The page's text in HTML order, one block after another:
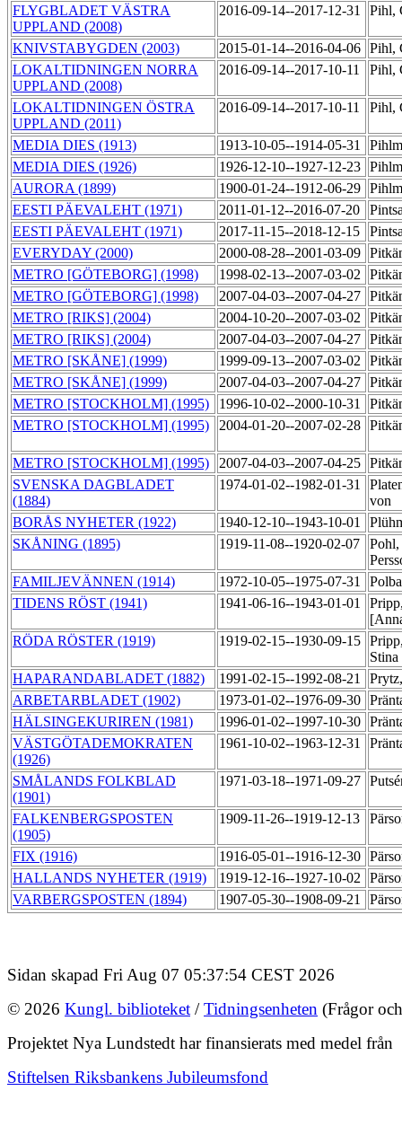
FLYGBLADET VÄSTRA
UPPLAND (2008)
2016-09-14--2017-12-31 Pihl,
KNIVSTABYGDEN (2003) 2015-01-14--2016-04-06 Pihl,
LOKALTIDNINGEN NORRA
UPPLAND (2008)
2016-09-14--2017-10-11 Pihl,
LOKALTIDNINGEN ÖSTRA
UPPLAND (2011)
2016-09-14--2017-10-11 Pihl,
MEDIA DIES (1913) 1913-10-05--1914-05-31
MEDIA DIES (1926)
1926-12-10--1927-12-23
AURORA (1899)
1900-01-24--1912-06-29
EESTI PÄEVALEHT (1971)
2011-01-12--2016-07-20
EESTI PÄEVALEHT (1971)
2017-11-15--2018-12-15
EVERYDAY (2000)
2000-08-28--2001-03-09
METRO [GÖTEBORG] (1998)
1998-02-13--2007-03-02
METRO [GÖTEBORG] (1998)
2007-04-03--2007-04-27
METRO [RIKS] (2004)
2004-10-20--2007-03-02
METRO [RIKS] (2004)
2007-04-03--2007-04-27
METRO [SKÅNE] (1999)
1999-09-13--2007-03-02
METRO [SKÅNE] (1999)
2007-04-03--2007-04-27
METRO [STOCKHOLM] (1995)
1996-10-02--2000-10-31
METRO [STOCKHOLM] (1995)
2004-01-20--2007-02-28
METRO [STOCKHOLM] (1995) 2007-04-03--2007-04-25
SVENSKA DAGBLADET
(1884)
1974-01-02--1982-01-31
von
BORÅS NYHETER (1922)
1940-12-10--1943-10-01
SKÅNING (1895)
1919-11-08--1920-02-07
Pohl,
FAMILJEVÄNNEN (1914)
1972-10-05--1975-07-31
TIDENS RÖST (1941)
1941-06-16--1943-01-01
RÖDA RÖSTER (1919)
1919-02-15--1930-09-15
Stina
HAPARANDABLADET (1882)
1991-02-15--1992-08-21
ARBETARBLADET (1902)
1973-01-02--1976-09-30
HÄLSINGEKURIREN (1981)
1996-01-02--1997-10-30
VÄSTGÖTADEMOKRATEN
(1926)
1961-10-02--1963-12-31
SMÅLANDS FOLKBLAD
(1901)
1971-03-18--1971-09-27
FALKENBERGSPOSTEN
(1905)
1909-11-26--1919-12-13
FIX (1916) 1916-05-01--1916-12-30
HALLANDS NYHETER (1919)
1919-12-16--1927-10-02
VARBERGSPOSTEN (1894)
1907-05-30--1908-09-21
Sidan skapad Fri Aug 07 05:37:54 CEST 2026
© 2026 Kungl. biblioteket /Tidningsenheten (Frågor
Projektet Nya Lundstedt har finansierats med medel från
Stiftelsen Riksbankens Jubileumsfond